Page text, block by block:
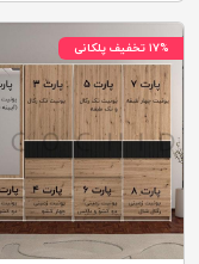
۱۷% تخفیف پلکانی